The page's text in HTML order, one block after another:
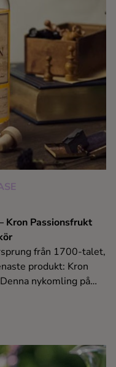
Kron Passionsfrukt
från 1700-talet,
produkt: Kron
nykomling på
likör med smak av